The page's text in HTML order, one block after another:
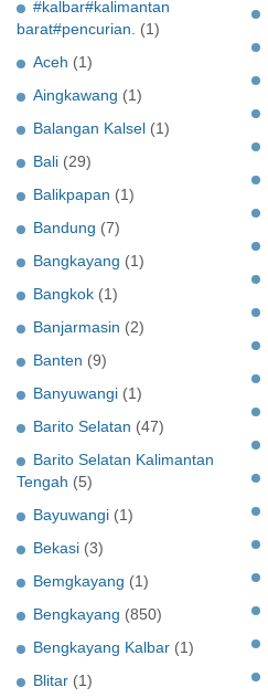
#kalbar#kalimantan
barat#pencurian. (1)
Aceh (1)
Aingkawang (1)
Balangan Kalsel (1)
Bali (29)
Balikpapan (1)
Bandung (7)
Bangkayang (1)
Bangkok (1)
Banjarmasin (2)
Banten (9)
Banyuwangi (1)
Barito Selatan (47)
Barito Selatan Kalimantan
Tengah (5)
Bayuwangi (1)
Bekasi (3)
Bemgkayang (1)
Bengkayang (850)
Bengkayang Kalbar (1)
Blitar (1)